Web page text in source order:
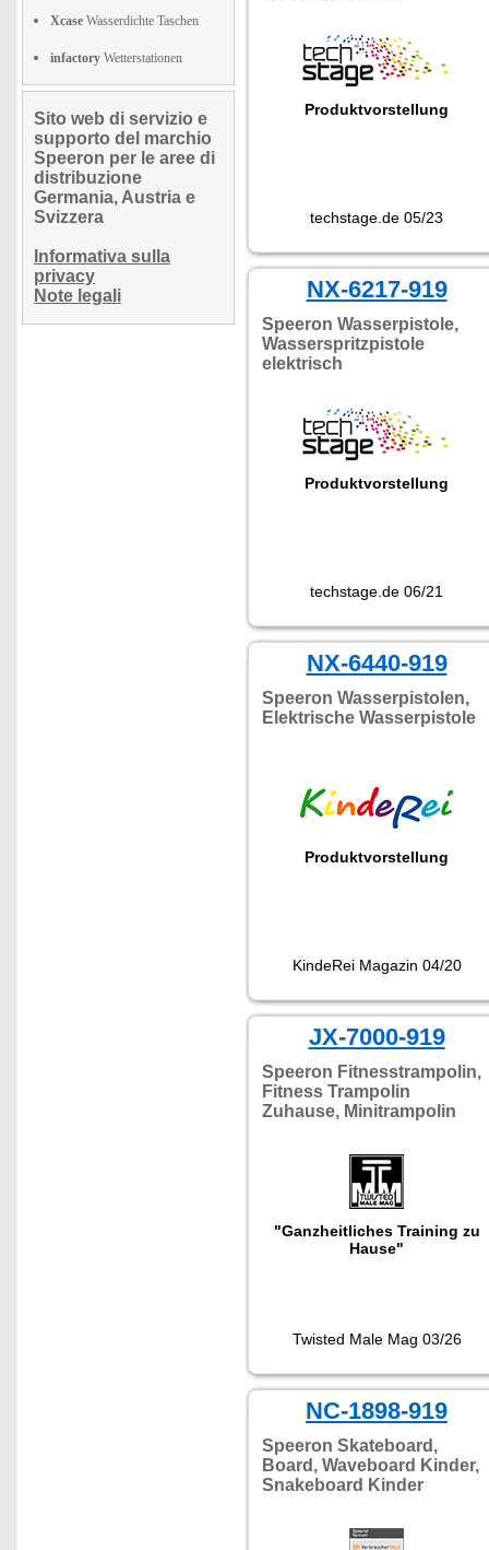
Xcase Wasserdichte Taschen
infactory Wetterstationen
Sito web di servizio e
supporto del marchio
Speeron per le aree di
distribuzione
Germania, Austria e
Svizzera
Informativa sulla
privacy
Note legali
Produktvorstellung
techstage.de 05/23
NX-6217-919
Speeron Wasserpistole,
Wasserspritzpistole
elektrisch
Produktvorstellung
techstage.de 06/21
NX-6440-919
Speeron Wasserpistolen,
Elektrische Wasserpistole
Produktvorstellung
KindeRei Magazin 04/20
JX-7000-919
Speeron Fitnesstrampolin,
Fitness Trampolin
Zuhause, Minitrampolin
"Ganzheitliches Training zu
Hause"
Twisted Male Mag 03/26
NC-1898-919
Speeron Skateboard,
Board, Waveboard Kinder,
Snakeboard Kinder